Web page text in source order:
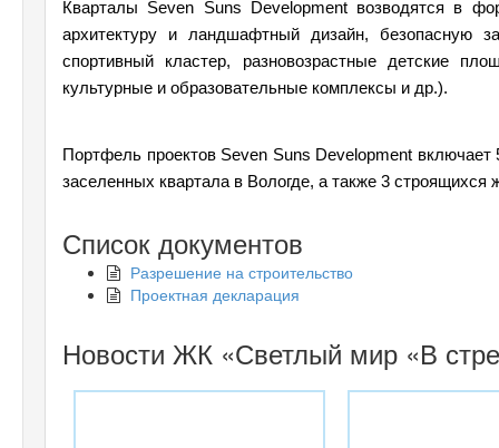
Кварталы Seven Suns Development возводятся в
архитектуру и ландшафтный дизайн, безопасную
спортивный кластер, разновозрастные детские
культурные и образовательные комплексы и др.).
Портфель проектов Seven Suns Development
заселенных квартала в Вологде, а также 3
Список документов
Разрешение на строительство
Проектная декларация
Новости ЖК «Светлый мир «В